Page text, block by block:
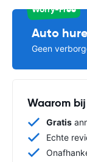
Worry-Free
Auto
Geen
Waarom
Gratis
Echte